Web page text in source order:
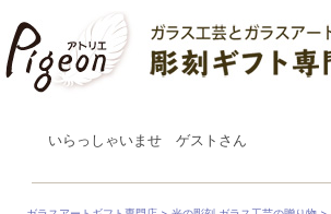
いらっしゃいませ ゲストさん